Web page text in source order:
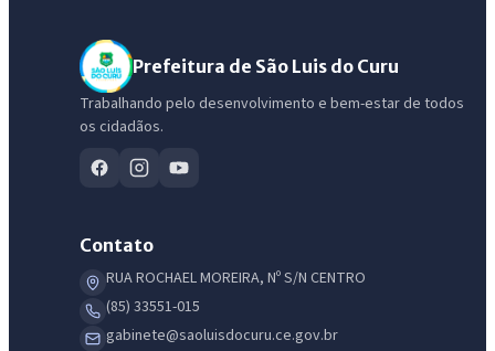
Prefeitura de São Luis do Curu
Trabalhando pelo desenvolvimento e bem-estar de todos
os cidadãos.
Contato
RUA ROCHAEL MOREIRA, Nº S/N CENTRO
(85) 33551-015
gabinete@saoluisdocuru.ce.gov.br